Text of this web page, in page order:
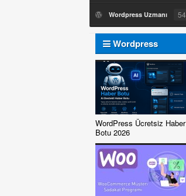
Wordpress Uzmanı 54
Wordpress
Uzmanı
WordPress Ücretsiz Haber
Botu 2026